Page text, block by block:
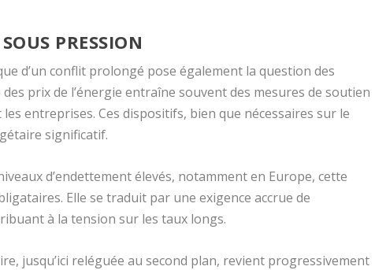
PRESSION
d’un conflit prolongé pose également la question des
prix de l’énergie entraîne souvent des mesures de soutien
entreprises. Ces dispositifs, bien que nécessaires sur le
significatif.
d’endettement élevés, notamment en Europe, cette
Elle se traduit par une exigence accrue de
à la tension sur les taux longs.
jusqu’ici reléguée au second plan, revient progressivement